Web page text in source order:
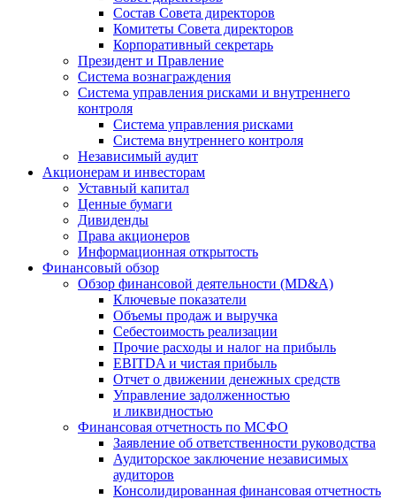
Состав Совета директоров
Комитеты Совета директоров
Корпоративный секретарь
Президент и Правление
Система вознаграждения
Система управления рисками и внутреннего
контроля
Система управления рисками
Система внутреннего контроля
Независимый аудит
Акционерам и инвесторам
Уставный капитал
Ценные бумаги
Дивиденды
Права акционеров
Информационная открытость
Финансовый обзор
Обзор финансовой деятельности (MD&A)
Ключевые показатели
Объемы продаж и выручка
Себестоимость реализации
Прочие расходы и налог на прибыль
EBITDA и чистая прибыль
Отчет о движении денежных средств
Управление задолженностью
и ликвидностью
Финансовая отчетность по МСФО
Заявление об ответственности руководства
Аудиторское заключение независимых
аудиторов
Консолидированная финансовая отчетность